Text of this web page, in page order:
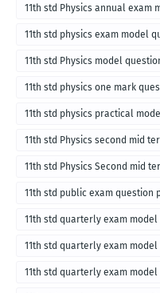
11th std Physics annual exam
11th std physics exam model
11th std Physics model
11th std physics one mark
11th std physics practical
11th std Physics second mid
11th std Physics Second mid
11th std public exam question
11th std quarterly exam
11th std quarterly exam
11th std quarterly exam model